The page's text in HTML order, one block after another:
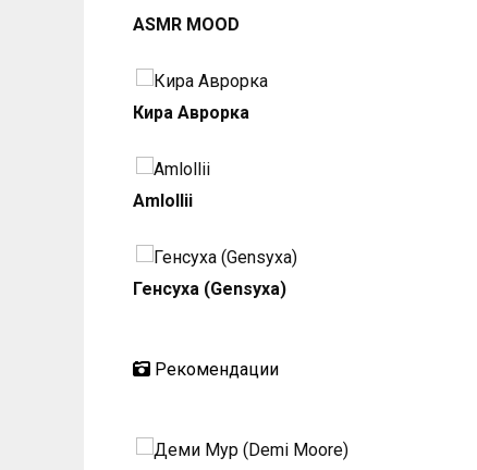
ASMR MOOD
Кира Аврорка
Amlollii
Генсуха (Gensyxa)
Рекомендации